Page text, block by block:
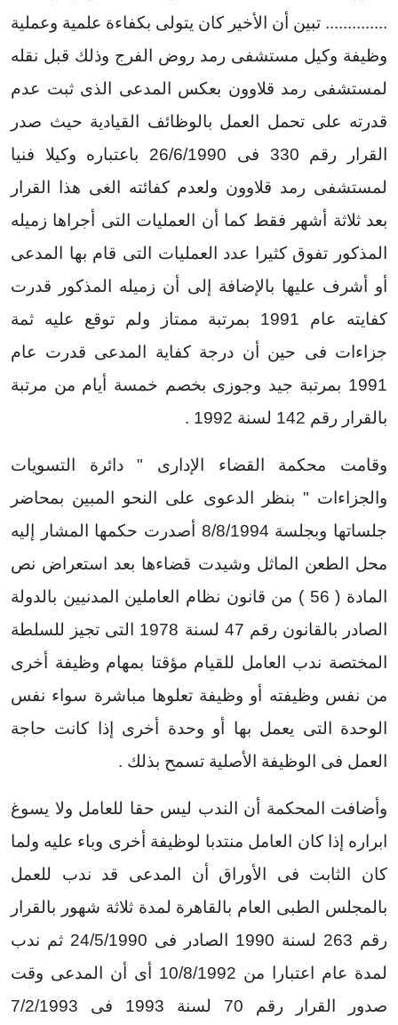
.............. تبين أن الأخير كان يتولى بكفاءة علمية وعملية
وظيفة وكيل مستشفى رمد روض الفرج وذلك قبل نقله
لمستشفى رمد قلاوون بعكس المدعى الذى ثبت عدم
قدرته على تحمل العمل بالوظائف القيادية حيث صدر
القرار رقم 330 فى 26/6/1990 باعتباره وكيلا فنيا
لمستشفى رمد قلاوون ولعدم كفائته الغى هذا القرار
بعد ثلاثة أشهر فقط كما أن العمليات التى أجراها زميله
المذكور تفوق كثيرا عدد العمليات التى قام بها المدعى
أو أشرف عليها بالإضافة إلى أن زميله المذكور قدرت
كفايته عام 1991 بمرتبة ممتاز ولم توقع عليه ثمة
جزاءات فى حين أن درجة كفاية المدعى قدرت عام
1991 بمرتبة جيد وجوزى بخصم خمسة أيام من مرتبة
بالقرار رقم 142 لسنة 1992 .
وقامت محكمة القضاء الإدارى " دائرة التسويات
والجزاءات " بنظر الدعوى على النحو المبين بمحاضر
جلساتها وبجلسة 8/8/1994 أصدرت حكمها المشار إليه
محل الطعن الماثل وشيدت قضاءها بعد استعراض نص
المادة ( 56 ) من قانون نظام العاملين المدنيين بالدولة
الصادر بالقانون رقم 47 لسنة 1978 التى تجيز للسلطة
المختصة ندب العامل للقيام مؤقتا بمهام وظيفة أخرى
من نفس وظيفته أو وظيفة تعلوها مباشرة سواء نفس
الوحدة التى يعمل بها أو وحدة أخرى إذا كانت حاجة
العمل فى الوظيفة الأصلية تسمح بذلك .
وأضافت المحكمة أن الندب ليس حقا للعامل ولا يسوغ
ابراره إذا كان العامل منتدبا لوظيفة أخرى وباء عليه ولما
كان الثابت فى الأوراق أن المدعى قد ندب للعمل
بالمجلس الطبى العام بالقاهرة لمدة ثلاثة شهور بالقرار
رقم 263 لسنة 1990 الصادر فى 24/5/1990 ثم ندب
لمدة عام اعتبارا من 10/8/1992 أى أن المدعى وقت
صدور القرار رقم 70 لسنة 1993 فى 7/2/1993